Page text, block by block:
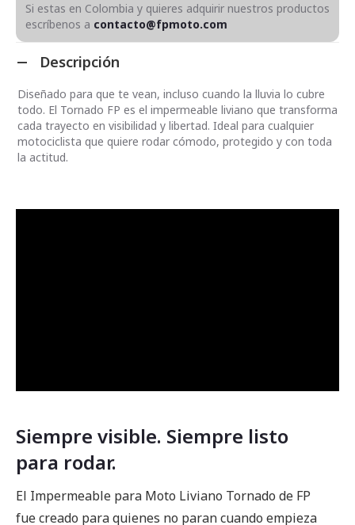
Si estas en Colombia y quieres adquirir nuestros productos
escríbenos a contacto@fpmoto.com
Descripción
Diseñado para que te vean, incluso cuando la lluvia lo cubre
todo. El Tornado FP es el impermeable liviano que transforma
cada trayecto en visibilidad y libertad. Ideal para cualquier
motociclista que quiere rodar cómodo, protegido y con toda
la actitud.
Siempre visible. Siempre listo
para rodar.
El Impermeable para Moto Liviano Tornado de FP
fue creado para quienes no paran cuando empieza